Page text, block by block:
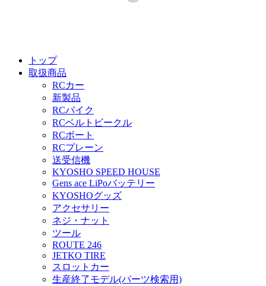
トップ
取扱商品
RCカー
新製品
RCバイク
RCベルトビークル
RCボート
RCプレーン
送受信機
KYOSHO SPEED HOUSE
Gens ace LiPoバッテリー
KYOSHOグッズ
アクセサリー
ネジ・ナット
ツール
ROUTE 246
JETKO TIRE
スロットカー
生産終了モデル(パーツ検索用)